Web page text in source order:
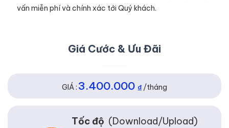
vấn miễn phí và chính xác tới Quý khách.
Giá Cước & Ưu Đãi
GIÁ : 3.400.000 ₫/tháng
Tốc độ (Download/Upload)